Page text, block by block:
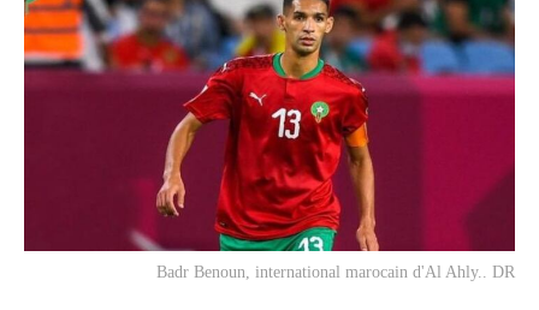
Badr Benoun, international marocain d'Al Ahly.. DR